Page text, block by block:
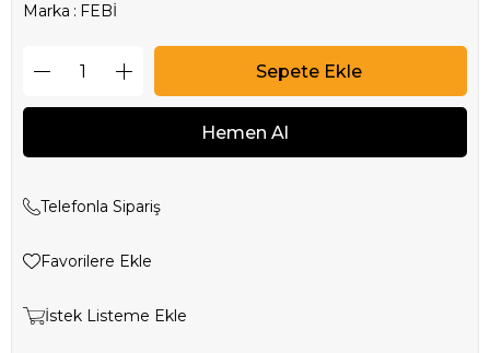
Marka : FEBİ
Telefonla Sipariş
Favorilere Ekle
İstek Listeme Ekle